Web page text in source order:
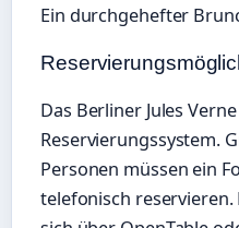
Ein durchgehefter
Das Berliner Jules
Reservierungssystem.
Personen müssen ein
telefonisch reservieren.